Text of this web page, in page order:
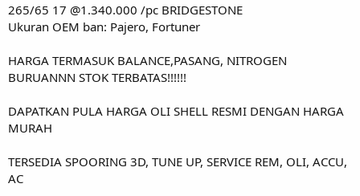
265/65 17 @1.340.000 /pc BRIDGESTONE
Ukuran OEM ban: Pajero, Fortuner
HARGA TERMASUK BALANCE,PASANG, NITROGEN
BURUANNN STOK TERBATAS!!!!!!
DAPATKAN PULA HARGA OLI SHELL RESMI DENGAN HARGA
MURAH
TERSEDIA SPOORING 3D, TUNE UP, SERVICE REM, OLI, ACCU,
AC